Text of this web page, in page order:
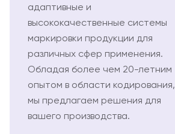
адаптивные и
высококачественные системы
маркировки продукции для
различных сфер применения.
Обладая более чем 20-летним
опытом в области кодирования,
мы предлагаем решения для
вашего производства.